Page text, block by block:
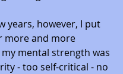
years, however, I put
more and more
mental strength was
- too self-critical - no